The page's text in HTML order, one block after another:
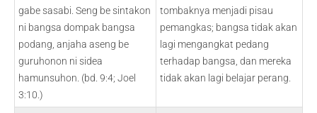
gabe sasabi. Seng be sintakon
ni bangsa dompak bangsa
podang, anjaha aseng be
guruhonon ni sidea
hamunsuhon. (bd. 9:4; Joel
3:10.)
tombaknya menjadi pisau
pemangkas; bangsa tidak akan
lagi mengangkat pedang
terhadap bangsa, dan mereka
tidak akan lagi belajar perang.